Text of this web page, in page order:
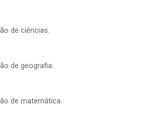
de ciências.
de geografia.
de matemática.